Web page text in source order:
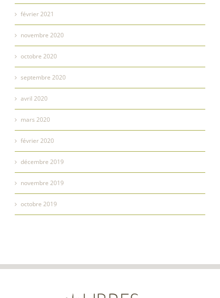
février 2021
novembre 2020
octobre 2020
septembre 2020
avril 2020
mars 2020
février 2020
décembre 2019
novembre 2019
octobre 2019